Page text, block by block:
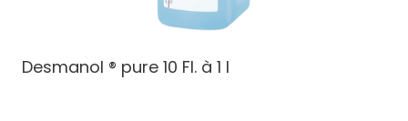
Desmanol ® pure 10 Fl. à 1 l